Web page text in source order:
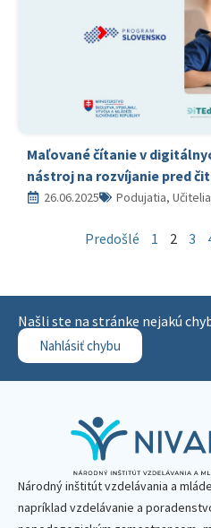
Maľované čítanie v
nástroj na rozvíjanie pred
26.06.2025 Podujatia, Učitelia
Predošlé 1 2 3
Našli ste na stránke nejakú
Nahlásiť chybu
Národný inštitút vzdelávania a
napríklad vzdelávanie a